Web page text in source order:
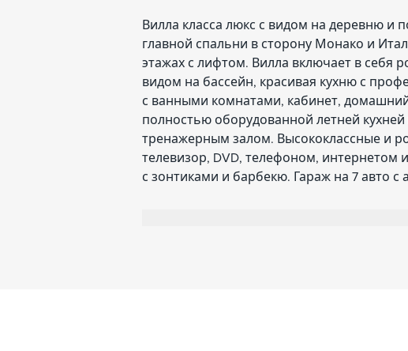
Вилла класса люкс с видом на деревню
главной спальни в сторону Монако и
этажах с лифтом. Вилла включает в себя
видом на бассейн, красивая кухню с
с ванными комнатами, кабинет,
полностью оборудованной летней
тренажерным залом. Высококлассные и
телевизор, DVD, телефоном, интернетом
с зонтиками и барбекю. Гараж на 7 авто
террасу Профессиональная прачечная